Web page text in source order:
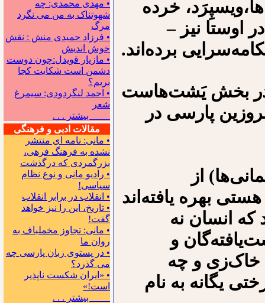
• مهدی محمدی: چه
شهوتناک به من می نگرد
مرگ
• فرزاد حمیدی منش : نقش
خوش اندیش
• مازیار قویدل:چون دوست
دشمن است شکایت کجا
بریم؟
• احمد لنگردودی: سیمرغ
شعر
بیشتر . . .
مقالات ادبی و فرهنگی
• مانی: نامه ای منتشر
نشده به فرهنگ فرهی،
بزرگمردی که درگذشت
• رادیو مانی و نوع نظام
سیاسی!
• انقلاب در برابر انقلاب
• تاریخ، این را نیز خواهد
گفت!
• مانی: تجاوز مخملباف به
روان ما
• در پستوی زبان پارسی چه
می گذرد؟
• «ایران شکست ناپذیر
است!»
بیشتر . . .
خرده
اوستا نیز –
برده‌اند.
در بخش یَشت‌هاست
پارسی در
از
بهره یافته‌اند
انسان نه
و
خاک‌زی و چه
یگانه به نام